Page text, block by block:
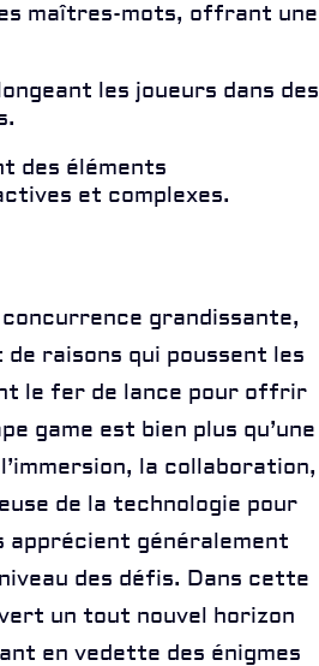
maîtres-mots, offrant une
les joueurs dans des
des éléments
et complexes.
grandissante,
raisons qui poussent les
le fer de lance pour offrir
game est bien plus qu’une
la collaboration,
de la technologie pour
apprécient généralement
des défis. Dans cette
un tout nouvel horizon
en vedette des énigmes